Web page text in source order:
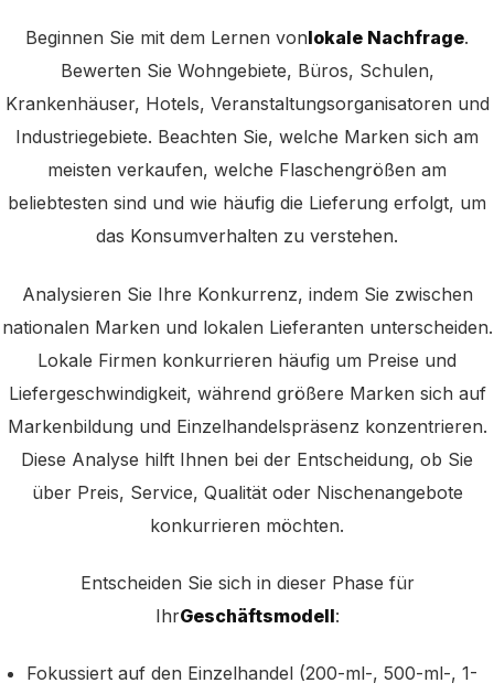
Beginnen Sie mit dem Lernen vonlokale Nachfrage.
Bewerten Sie Wohngebiete, Büros, Schulen,
Krankenhäuser, Hotels, Veranstaltungsorganisatoren und
Industriegebiete. Beachten Sie, welche Marken sich am
meisten verkaufen, welche Flaschengrößen am
beliebtesten sind und wie häufig die Lieferung erfolgt, um
das Konsumverhalten zu verstehen.
Analysieren Sie Ihre Konkurrenz, indem Sie zwischen
nationalen Marken und lokalen Lieferanten unterscheiden.
Lokale Firmen konkurrieren häufig um Preise und
Liefergeschwindigkeit, während größere Marken sich auf
Markenbildung und Einzelhandelspräsenz konzentrieren.
Diese Analyse hilft Ihnen bei der Entscheidung, ob Sie
über Preis, Service, Qualität oder Nischenangebote
konkurrieren möchten.
Entscheiden Sie sich in dieser Phase für
IhrGeschäftsmodell:
Fokussiert auf den Einzelhandel (200-ml-, 500-ml-, 1-